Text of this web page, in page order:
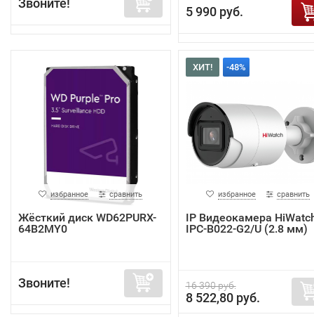
Звоните!
5 990 руб.
избранное сравнить
Жёсткий диск WD62PURX-
64B2MY0
Звоните!
ХИТ! -48%
избранное сравнить
IP Видеокамера
IPC-B022-G2/U (2.8 мм)
16 390 руб.
8 522,80 руб.